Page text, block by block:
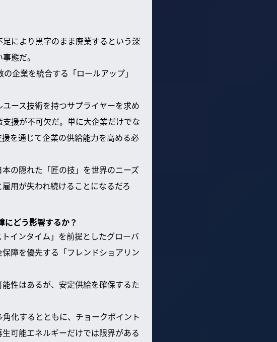
により黒字のまま廃業するという深
態だ。
企業を統合する「ロールアップ」
ース技術を持つサプライヤーを求め
援が不可欠だ。単に大企業だけでな
を通じて企業の供給能力を高める必
の隠れた「匠の技」を世界のニーズ
用が失われ続けることになるだろ
どう影響するか？
インタイム」を前提としたグローバ
障を優先する「フレンドショアリン
性はあるが、安定供給を確保するた
化するとともに、チョークポイント
可能エネルギーだけでは限界がある